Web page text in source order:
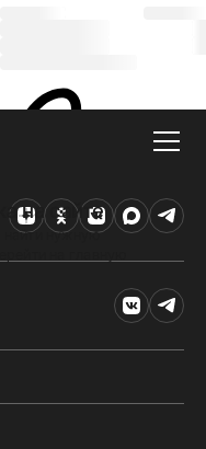
на сайте
нужную